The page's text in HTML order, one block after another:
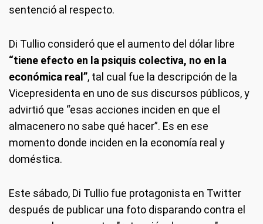
sentenció al respecto.
Di Tullio consideró que el aumento del dólar libre
“tiene efecto en la psiquis colectiva, no en la
económica real”, tal cual fue la descripción de la
Vicepresidenta en uno de sus discursos públicos, y
advirtió que “esas acciones inciden en que el
almacenero no sabe qué hacer”. Es en ese
momento donde inciden en la economía real y
doméstica.
Este sábado, Di Tullio fue protagonista en Twitter
después de publicar una foto disparando contra el